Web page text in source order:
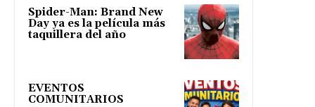
Spider-Man: Brand New
Day ya es la película más
taquillera del año
EVENTOS
COMUNITARIOS